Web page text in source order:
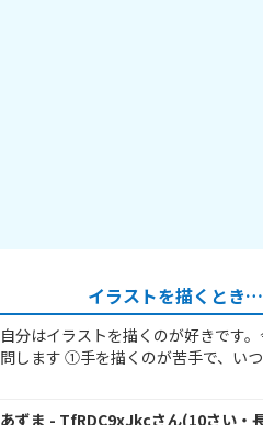
イラストを描くとき…
自分はイラストを描くのが好きです
問します ①手を描くのが苦手で、い
あずま - TfRDC9xJkcさん(10さい・